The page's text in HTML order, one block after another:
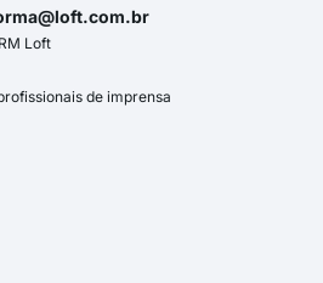
Loft
de imprensa